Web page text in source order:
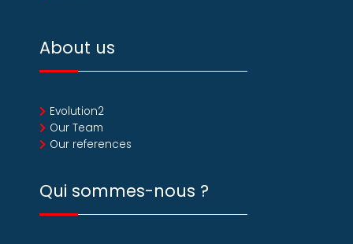
About us
Evolution2
Our Team
Our references
Qui sommes-nous ?